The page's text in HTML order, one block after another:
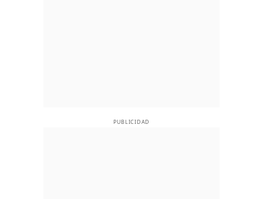
PUBLICIDAD